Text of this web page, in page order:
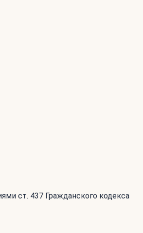
ст. 437 Гражданского кодекса